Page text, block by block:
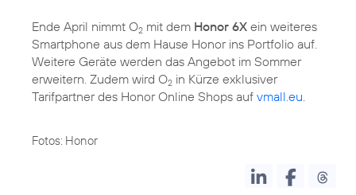
Ende April nimmt O2 mit dem Honor 6X ein weiteres
Smartphone aus dem Hause Honor ins Portfolio auf.
Weitere Geräte werden das Angebot im Sommer
erweitern. Zudem wird O2 in Kürze exklusiver
Tarifpartner des Honor Online Shops auf vmall.eu
Fotos: Honor